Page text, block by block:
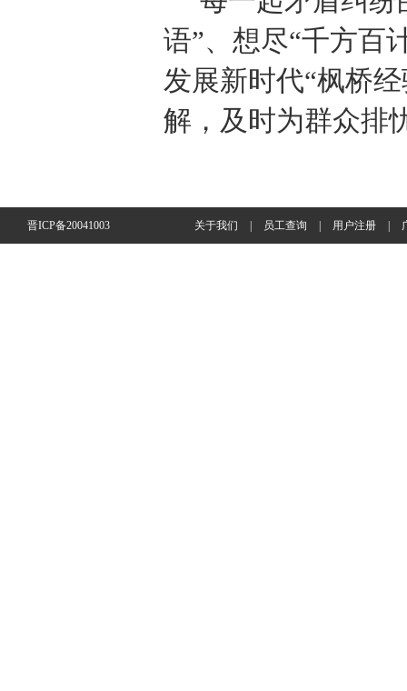
语”、 想尽“千方百
发展新时代“枫桥
解， 及时为群众排
晋ICP备20041003 关于我们 员工查询 用户注册